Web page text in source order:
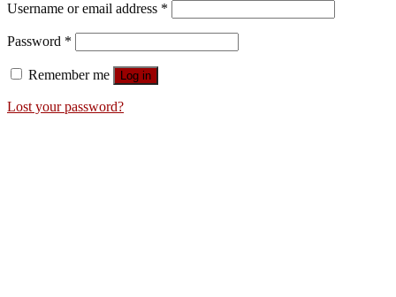
Username or email address *
Password *
Remember me Log in
Lost your password?